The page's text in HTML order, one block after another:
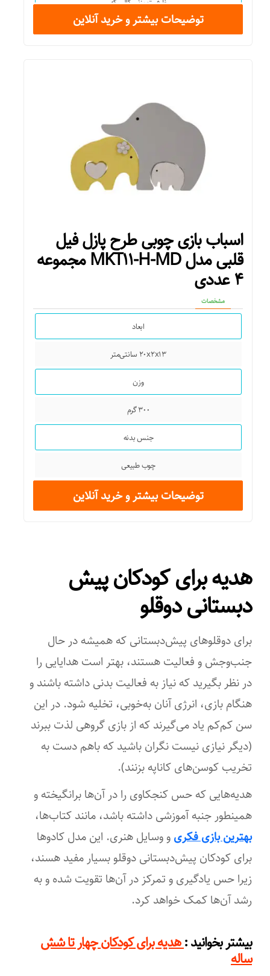
ظرفیت وزنی کالسکه
امکانات ایمنی و امنیتی
جنس بدنه
۰ تا ۳۶ ماهگی
توضیحات بیشتر و خرید آنلاین
اسباب بازی چوبی طرح پازل فیل
قلبی مدل MKT۱۱-H-MD مجموعه
۴ عددی
مشخصات
ابعاد
۲۰x۲x۱۳ سانتی‌متر
وزن
۳۰۰ گرم
جنس بدنه
چوب طبیعی
توضیحات بیشتر و خرید آنلاین
هدیه برای کودکان پیش
دبستانی دوقلو
برای دوقلوهای پیش‌دبستانی که همیشه در حال
جنب‌وجش و فعالیت هستند، بهتر است هدایایی را
در نظر بگیرید که نیاز به فعالیت بدنی داشته باشند و
هنگام بازی، انرژی آنان به‌خوبی، تخلیه شود. در این
سن کم‌کم یاد می‌گیرند که از بازی گروهی لذت ببرند
(دیگر نیازی نیست نگران باشید که باهم دست به
تخریب کوسن‌های کاناپه بزنند).
هدیه‌هایی که حس کنجکاوی را در آن‌ها برانگیخته و
همینطور جنبه آموزشی داشته باشد، مانند کتاب‌ها،
بهترین بازی فکریو وسایل هنری. این مدل کادوها
برای کودکان پیش‌دبستانی دوقلو بسیار مفید هسند،
زیرا حس یادگیری و تمرکز در آن‌ها تقویت شده و به
رشد آن‌ها کمک خواهد کرد.
بیشتر بخوانید: هدیه برای کودکان چهار تا شش
ساله